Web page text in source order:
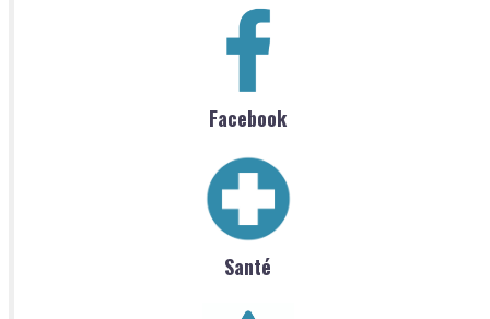
Facebook
Santé